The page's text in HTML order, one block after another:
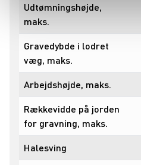
Udtømningshøjde,
maks.
Gravedybde i lodret
væg, maks.
Arbejdshøjde, maks.
Rækkevidde på jorden
for gravning, maks.
Halesving